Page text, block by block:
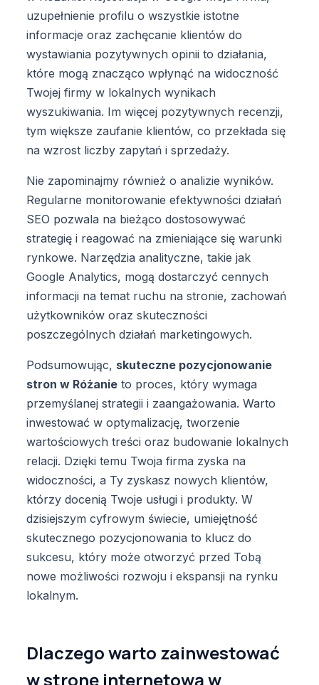
uzupełnienie profilu o wszystkie istotne
informacje oraz zachęcanie klientów do
wystawiania pozytywnych opinii to działania,
które mogą znacząco wpłynąć na widoczność
Twojej firmy w lokalnych wynikach
wyszukiwania. Im więcej pozytywnych recenzji,
tym większe zaufanie klientów, co przekłada się
na wzrost liczby zapytań i sprzedaży.
Nie zapominajmy również o analizie wyników.
Regularne monitorowanie efektywności działań
SEO pozwala na bieżąco dostosowywać
strategię i reagować na zmieniające się warunki
rynkowe. Narzędzia analityczne, takie jak
Google Analytics, mogą dostarczyć cennych
informacji na temat ruchu na stronie, zachowań
użytkowników oraz skuteczności
poszczególnych działań marketingowych.
Podsumowując, skuteczne pozycjonowanie
stron w Różanie to proces, który wymaga
przemyślanej strategii i zaangażowania. Warto
inwestować w optymalizację, tworzenie
wartościowych treści oraz budowanie lokalnych
relacji. Dzięki temu Twoja firma zyska na
widoczności, a Ty zyskasz nowych klientów,
którzy docenią Twoje usługi i produkty. W
dzisiejszym cyfrowym świecie, umiejętność
skutecznego pozycjonowania to klucz do
sukcesu, który może otworzyć przed Tobą
nowe możliwości rozwoju i ekspansji na rynku
lokalnym.
Dlaczego warto zainwestować
w stronę internetową w